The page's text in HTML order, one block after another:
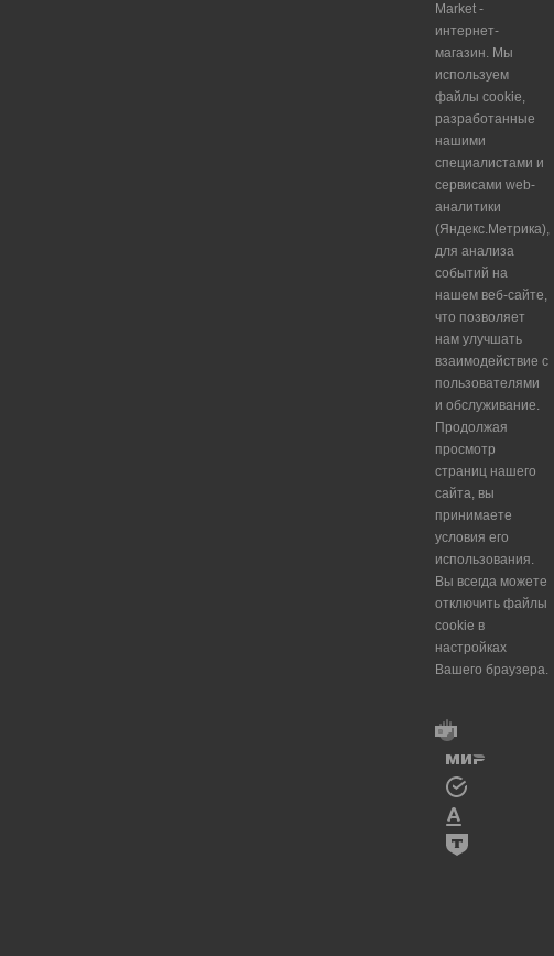
Market -
интернет-
магазин. Мы
используем
файлы cookie,
разработанные
нашими
специалистами и
сервисами web-
аналитики
(Яндекс.Метрика),
для анализа
событий на
нашем веб-сайте,
что позволяет
нам улучшать
взаимодействие с
пользователями
и обслуживание.
Продолжая
просмотр
страниц нашего
сайта, вы
принимаете
условия его
использования.
Вы всегда можете
отключить файлы
cookie в
настройках
Вашего браузера.